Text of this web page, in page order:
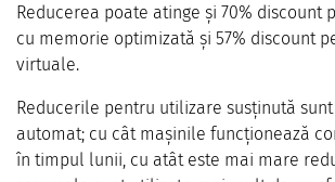
Reducerea poate atinge și 70% discount
cu memorie optimizată și 57% discount
virtuale.
Reducerile pentru utilizare susținută
automat; cu cât mașinile funcționează
în timpul lunii, cu atât este mai mare